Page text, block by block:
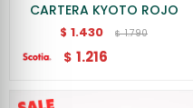
CARTERA KYOTO ROJO
$ 1.430 $ 1.790
$ 1.216